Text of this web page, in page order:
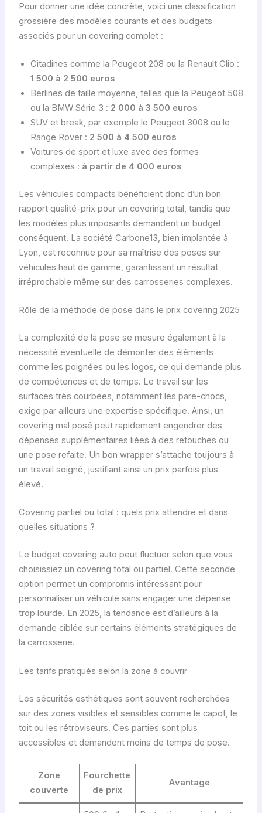
Pour donner une idée concrète, voici une classification
grossière des modèles courants et des budgets
associés pour un covering complet :
Citadines comme la Peugeot 208 ou la Renault Clio :
1 500 à 2 500 euros
Berlines de taille moyenne, telles que la Peugeot 508
ou la BMW Série 3 : 2 000 à 3 500 euros
SUV et break, par exemple le Peugeot 3008 ou le
Range Rover : 2 500 à 4 500 euros
Voitures de sport et luxe avec des formes
complexes : à partir de 4 000 euros
Les véhicules compacts bénéficient donc d’un bon
rapport qualité-prix pour un covering total, tandis que
les modèles plus imposants demandent un budget
conséquent. La société Carbone13, bien implantée à
Lyon, est reconnue pour sa maîtrise des poses sur
véhicules haut de gamme, garantissant un résultat
irréprochable même sur des carrosseries complexes.
Rôle de la méthode de pose dans le prix covering 2025
La complexité de la pose se mesure également à la
nécessité éventuelle de démonter des éléments
comme les poignées ou les logos, ce qui demande plus
de compétences et de temps. Le travail sur les
surfaces très courbées, notamment les pare-chocs,
exige par ailleurs une expertise spécifique. Ainsi, un
covering mal posé peut rapidement engendrer des
dépenses supplémentaires liées à des retouches ou
une pose refaite. Un bon wrapper s’attache toujours à
un travail soigné, justifiant ainsi un prix parfois plus
élevé.
Covering partiel ou total : quels prix attendre et dans
quelles situations ?
Le budget covering auto peut fluctuer selon que vous
choisissiez un covering total ou partiel. Cette seconde
option permet un compromis intéressant pour
personnaliser un véhicule sans engager une dépense
trop lourde. En 2025, la tendance est d’ailleurs à la
demande ciblée sur certains éléments stratégiques de
la carrosserie.
Les tarifs pratiqués selon la zone à couvrir
Les sécurités esthétiques sont souvent recherchées
sur des zones visibles et sensibles comme le capot, le
toit ou les rétroviseurs. Ces parties sont plus
accessibles et demandent moins de temps de pose.
Zone
couverte
Fourchette
de prix
Avantage